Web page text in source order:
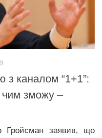
з каналом “1+1”:
зможу –
Гройсман заявив, що